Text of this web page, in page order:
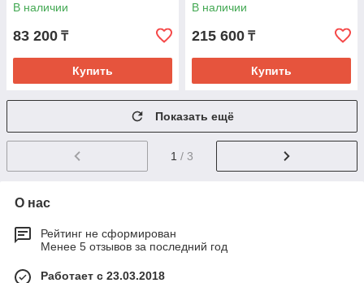
В наличии
83 200 ₸
Купить
В наличии
215 600 ₸
Купить
Показать ещё
1 / 3
О нас
Рейтинг не сформирован
Менее 5 отзывов за последний год
Работает с 23.03.2018